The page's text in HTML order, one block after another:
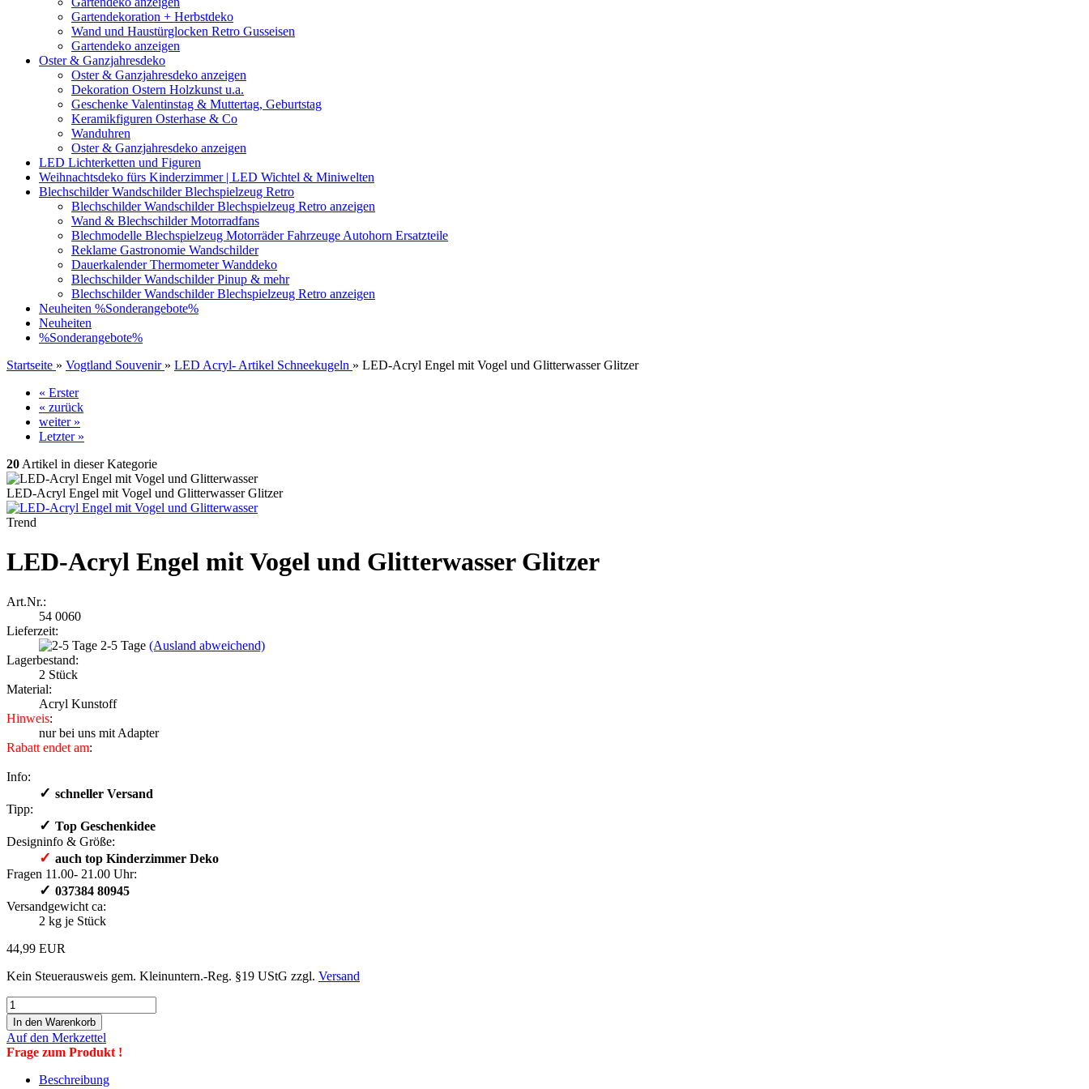
Gartendekoration + Herbstdeko
Wand und Haustürglocken Retro Gusseisen
Gartendeko anzeigen
Oster & Ganzjahresdeko
Oster & Ganzjahresdeko anzeigen
Dekoration Ostern Holzkunst u.a.
Geschenke Valentinstag & Muttertag, Geburtstag
Keramikfiguren Osterhase & Co
Wanduhren
Oster & Ganzjahresdeko anzeigen
LED Lichterketten und Figuren
Weihnachtsdeko fürs Kinderzimmer | LED Wichtel & Miniwelten
Blechschilder Wandschilder Blechspielzeug Retro
Blechschilder Wandschilder Blechspielzeug Retro anzeigen
Wand & Blechschilder Motorradfans
Blechmodelle Blechspielzeug Motorräder Fahrzeuge Autohorn Ersatzteile
Reklame Gastronomie Wandschilder
Dauerkalender Thermometer Wanddeko
Blechschilder Wandschilder Pinup & mehr
Blechschilder Wandschilder Blechspielzeug Retro anzeigen
Neuheiten %Sonderangebote%
Neuheiten
%Sonderangebote%
Startseite » Vogtland Souvenir » LED Acryl- Artikel Schneekugeln » LED-Acryl Engel mit Vogel und Glitterwasser Glitzer
« Erster
« zurück
weiter »
Letzter »
20 Artikel in dieser Kategorie
LED-Acryl Engel mit Vogel und Glitterwasser Glitzer
Trend
LED-Acryl Engel mit Vogel und Glitterwasser Glitzer
Art.Nr.:
54 0060
Lieferzeit:
2-5 Tage (Ausland abweichend)
Lagerbestand:
2 Stück
Material:
Acryl Kunstoff
Hinweis:
nur bei uns mit Adapter
Rabatt endet am:
Info:
✓ schneller Versand
Tipp:
✓ ​Top Geschenkidee
Designinfo & Größe:
✓ auch top Kinderzimmer Deko
Fragen 11.00- 21.00 Uhr:
✓ ​ 037384 80945
Versandgewicht ca:
2 kg je Stück
44,99 EUR
Kein Steuerausweis gem. Kleinuntern.-Reg. §19 UStG zzgl. Versand
Auf den Merkzettel
Frage zum Produkt !
Beschreibung